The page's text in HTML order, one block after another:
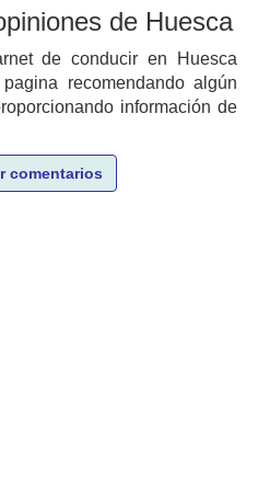
de Huesca
de conducir en Huesca
recomendando algún
información de
comentarios